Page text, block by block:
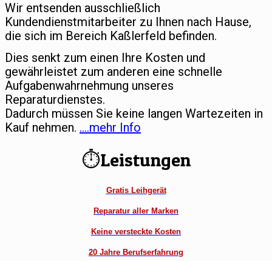
Wir entsenden ausschließlich
Kundendienstmitarbeiter zu Ihnen nach Hause,
die sich im Bereich Kaßlerfeld befinden.
Dies senkt zum einen Ihre Kosten und
gewährleistet zum anderen eine schnelle
Aufgabenwahrnehmung unseres
Reparaturdienstes.
Dadurch müssen Sie keine langen Wartezeiten in
Kauf nehmen. ….mehr Info
⏱Leistungen
Gratis Leihgerät
Reparatur aller Marken
Keine versteckte Kosten
20 Jahre Berufserfahrung